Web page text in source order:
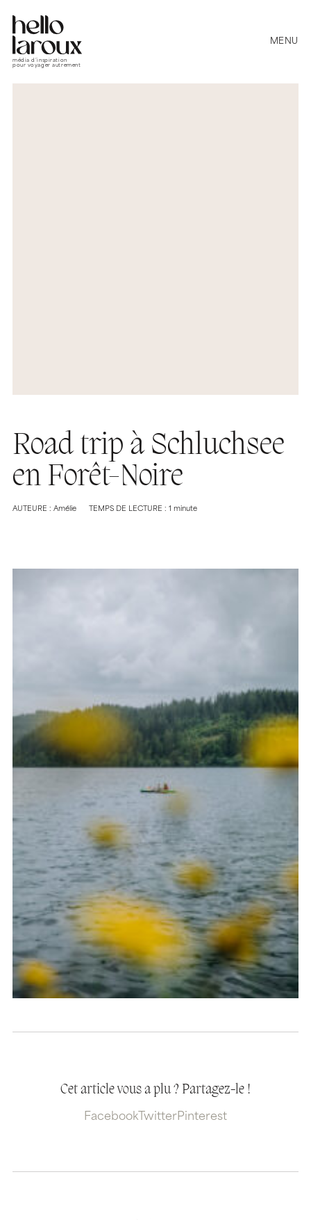
média d’inspiration
pour voyager autrement
MENU
Road trip à Schluchsee
en Forêt-Noire
AUTEURE : Amélie TEMPS DE LECTURE : 1 minute
Cet article vous a plu ? Partagez-le !
Facebook TwitterPinterest